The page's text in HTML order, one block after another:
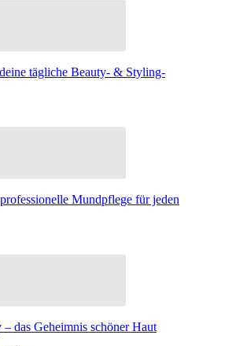
tägliche Beauty- & Styling-
Mundpflege für jeden
das Geheimnis schöner Haut